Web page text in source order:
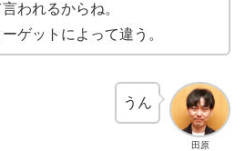
われるからね。
ゲットによって違う。
田原
うん